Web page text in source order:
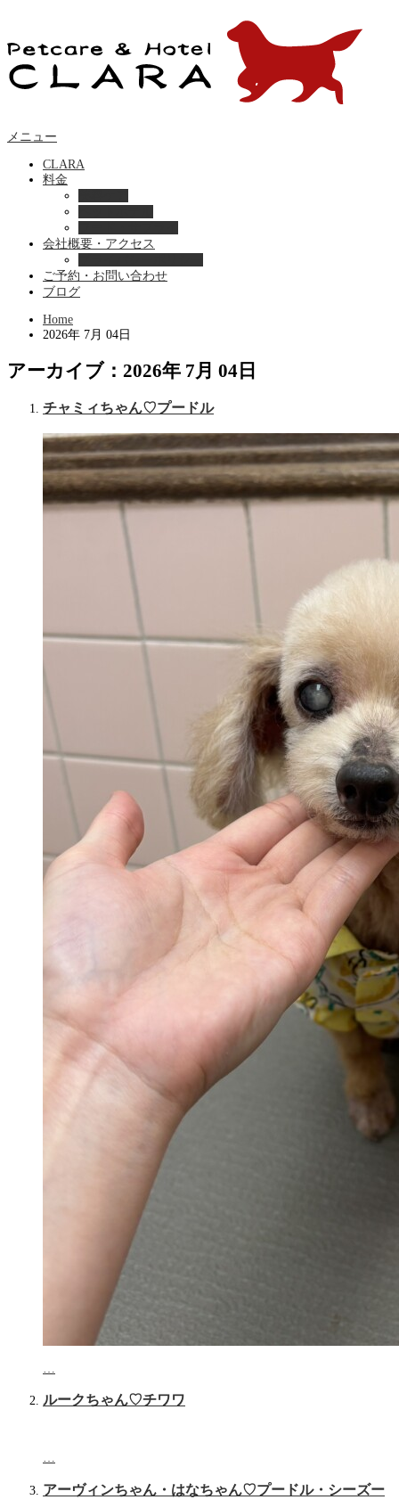
メニュー
CLARA
料金
会社概要・アクセス
ご予約・お問い合わせ
ブログ
Home
2026年 7月 04日
アーカイブ：2026年 7月 04日
チャミィちゃん♡プードル
ルークちゃん♡チワワ
…
アーヴィンちゃん・はなちゃん♡プードル・シーズー